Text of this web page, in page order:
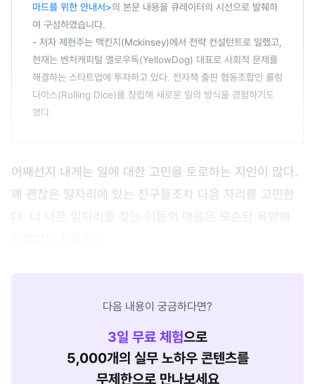
마드를 위한 안내서>의 본문 내용을 큐레이터의 시선으로 발췌하
여 구성하였습니다.
- 저자 제현주는 맥킨지(Mckinsey)에서 전략 컨설턴트로 일했고,
현재는 벤처캐피털 옐로우독(YellowDog) 대표로 사회적 문제를
해결하는 스타트업에 투자하고 있다. 전자책 출판 협동조합인 롤링
다이스(Rolling Dice)를 창립해 새로운 일의 방식을 경험하기도
했다.
어째선지 내게는 일에 대한 고민을 토로하는 지인이 많다.
꽤 괜찮은 일자리에 있는 친구들조차 다음 자리를 고민한
다. 더 나은 일자리를 찾는 이들의 마음은 모순된 욕망에
다음 내용이 궁금하다면?
3일 무료 체험으로
5,000개의 실무 노하우 콘텐츠를
무제한으로 만나보세요